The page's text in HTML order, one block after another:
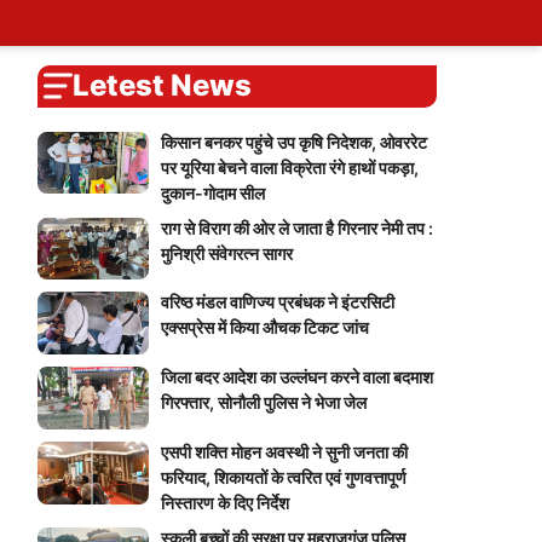
Letest News
किसान बनकर पहुंचे उप कृषि निदेशक, ओवररेट
पर यूरिया बेचने वाला विक्रेता रंगे हाथों पकड़ा,
दुकान-गोदाम सील
राग से विराग की ओर ले जाता है गिरनार नेमी तप :
मुनिश्री संवेगरत्न सागर
वरिष्ठ मंडल वाणिज्य प्रबंधक ने इंटरसिटी
एक्सप्रेस में किया औचक टिकट जांच
जिला बदर आदेश का उल्लंघन करने वाला बदमाश
गिरफ्तार, सोनौली पुलिस ने भेजा जेल
एसपी शक्ति मोहन अवस्थी ने सुनी जनता की
फरियाद, शिकायतों के त्वरित एवं गुणवत्तापूर्ण
निस्तारण के दिए निर्देश
स्कूली बच्चों की सुरक्षा पर महराजगंज पुलिस